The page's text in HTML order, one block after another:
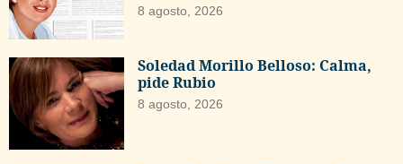
8 agosto, 2026
Soledad Morillo Belloso: Calma,
pide Rubio
8 agosto, 2026